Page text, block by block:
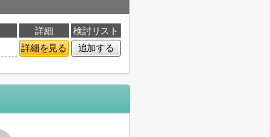
詳細
検討リスト
詳細を見る 追加する